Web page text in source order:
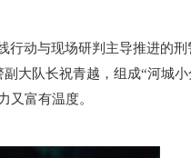
行动与现场研判主导推进的刑
副大队长祝青越 ， 组成“河城小
又富有温度。